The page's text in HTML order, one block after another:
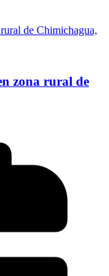
zona rural de